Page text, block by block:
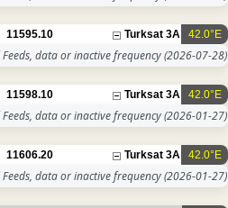
42.0°E
Turksat 3A
11595.10
Feeds, data or inactive frequency(2026-07-28)
42.0°E
Turksat 3A
11598.10
Feeds, data or inactive frequency(2026-01-27)
42.0°E
Turksat 3A
11606.20
Feeds, data or inactive frequency(2026-01-27)